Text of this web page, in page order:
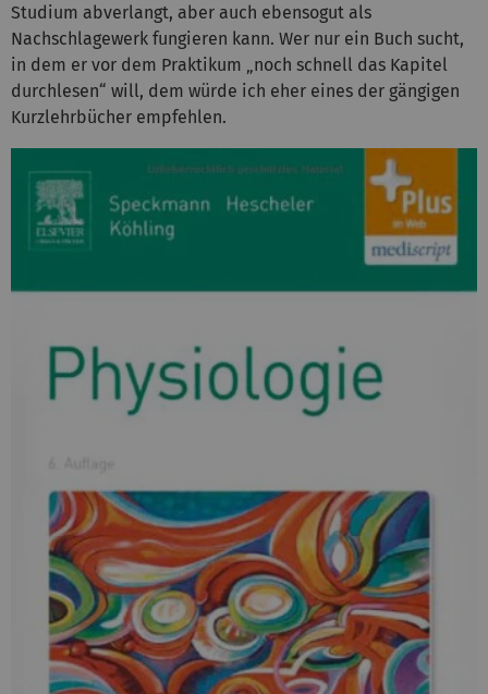
Studium abverlangt, aber auch ebensogut als
Nachschlagewerk fungieren kann. Wer nur ein Buch sucht,
in dem er vor dem Praktikum „noch schnell das Kapitel
durchlesen“ will, dem würde ich eher eines der gängigen
Kurzlehrbücher empfehlen.